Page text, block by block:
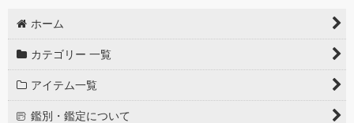
ホーム
カテゴリー 一覧
アイテム一覧
鑑別・鑑定について